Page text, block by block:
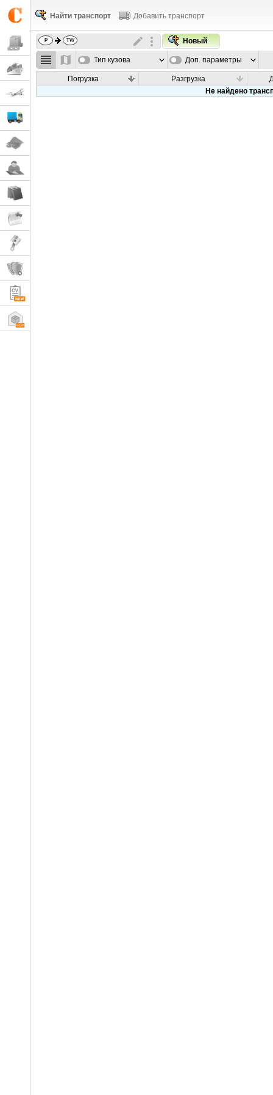
Найти транспорт Добавить транспорт
Новый
Тип кузова Доп. параметры
Погрузка Разгрузка
Не найдено